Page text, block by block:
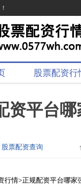
股票配资行
资平台
股票配资查询
行情>正规配资平台哪